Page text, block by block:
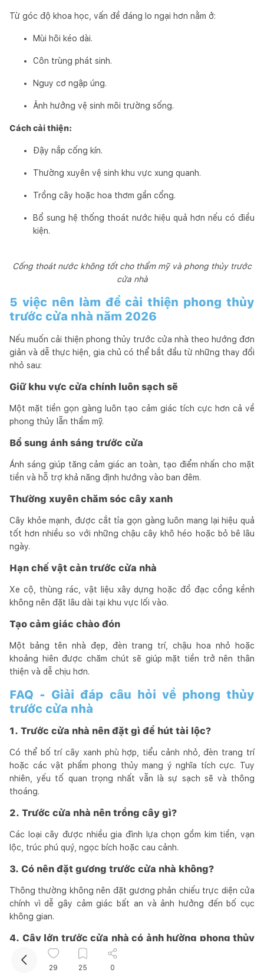
Từ góc độ khoa học, vấn đề đáng lo ngại hơn nằm ở:
Mùi hôi kéo dài.
Côn trùng phát sinh.
Nguy cơ ngập úng.
Ảnh hưởng vệ sinh môi trường sống.
Cách cải thiện:
Đậy nắp cống kín.
Thường xuyên vệ sinh khu vực xung quanh.
Trồng cây hoặc hoa thơm gần cổng.
Bổ sung hệ thống thoát nước hiệu quả hơn nếu có điều
kiện.
Cống thoát nước không tốt cho thẩm mỹ và phong thủy trước
cửa nhà
5 việc nên làm để cải thiện phong thủy
trước cửa nhà năm 2026
Nếu muốn cải thiện phong thủy trước cửa nhà theo hướng đơn
giản và dễ thực hiện, gia chủ có thể bắt đầu từ những thay đổi
nhỏ sau:
Giữ khu vực cửa chính luôn sạch sẽ
Một mặt tiền gọn gàng luôn tạo cảm giác tích cực hơn cả về
phong thủy lẫn thẩm mỹ.
Bổ sung ánh sáng trước cửa
Ánh sáng giúp tăng cảm giác an toàn, tạo điểm nhấn cho mặt
tiền và hỗ trợ khả năng định hướng vào ban đêm.
Thường xuyên chăm sóc cây xanh
Cây khỏe mạnh, được cắt tỉa gọn gàng luôn mang lại hiệu quả
tốt hơn nhiều so với những chậu cây khô héo hoặc bỏ bê lâu
ngày.
Hạn chế vật cản trước cửa nhà
Xe cộ, thùng rác, vật liệu xây dựng hoặc đồ đạc cồng kềnh
không nên đặt lâu dài tại khu vực lối vào.
Tạo cảm giác chào đón
Một bảng tên nhà đẹp, đèn trang trí, chậu hoa nhỏ hoặc
khoảng hiên được chăm chút sẽ giúp mặt tiền trở nên thân
thiện và dễ chịu hơn.
FAQ - Giải đáp câu hỏi về phong thủy
trước cửa nhà
1. Trước cửa nhà nên đặt gì để hút tài lộc?
Có thể bố trí cây xanh phù hợp, tiểu cảnh nhỏ, đèn trang trí
hoặc các vật phẩm phong thủy mang ý nghĩa tích cực. Tuy
nhiên, yếu tố quan trọng nhất vẫn là sự sạch sẽ và thông
thoáng.
2. Trước cửa nhà nên trồng cây gì?
Các loại cây được nhiều gia đình lựa chọn gồm kim tiền, vạn
lộc, trúc phú quý, ngọc bích hoặc cau cảnh.
3. Có nên đặt gương trước cửa nhà không?
Thông thường không nên đặt gương phản chiếu trực diện cửa
chính vì dễ gây cảm giác bất an và ảnh hưởng đến bố cục
không gian.
4. Cây lớn trước cửa nhà có ảnh hưởng phong thủy
Có thể ảnh hưởng nếu cây che kín mặt tiền, cản ánh sáng
29 25 0
Kết nối thiết kế, thi công